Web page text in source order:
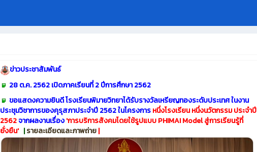
ข่าวประชาสัมพันธ์
28 ต.ค. 2562 เปิดภาคเรียนที่ 2 ปีการศึกษา 2562
ขอแสดงความยินดี โรงเรียนพิมายวิทยาได้รับรางวัลเหรียญทองระดับประเทศ ในงาน
ประชุมวิชาการของคุรุสภาประจำปี 2562 ในโครงการหนึ่งโรงเรียน หนึ่งนวัตกรรม ประจำปี
2562จากผลงานเรื่อง'การบริการสังคมโดยใช้รูปแบบ PHIMAI Model สู่การเรียนรู้ที่
ยั่งยืน'|รายละเอียดและภาพถ่าย|